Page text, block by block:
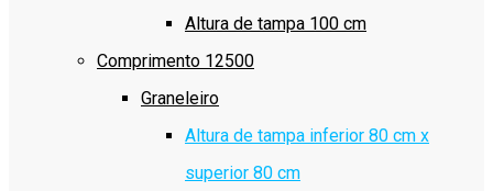
Altura de tampa 100 cm
Comprimento 12500
Graneleiro
Altura de tampa inferior 80 cm x
superior 80 cm